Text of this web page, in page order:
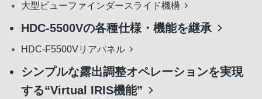
大型ビューファインダースライド機構
HDC-5500Vの各種仕様・機能を継承
HDC-F5500Vリアパネル
シンプルな露出調整オペレーションを実現
する“Virtual IRIS機能”